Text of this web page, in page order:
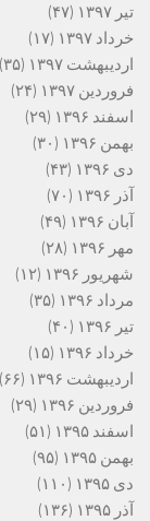
تیر ۱۳۹۷
(۴۷)
خرداد ۱۳۹۷
(۱۷)
اردیبهشت ۱۳۹۷
(۳۵)
فروردین ۱۳۹۷
(۲۴)
اسفند ۱۳۹۶
(۲۹)
بهمن ۱۳۹۶
(۳۰)
دی ۱۳۹۶
(۴۳)
آذر ۱۳۹۶
(۷۰)
آبان ۱۳۹۶
(۴۹)
مهر ۱۳۹۶
(۲۸)
شهریور ۱۳۹۶
(۱۲)
مرداد ۱۳۹۶
(۳۵)
تیر ۱۳۹۶
(۴۰)
خرداد ۱۳۹۶
(۱۵)
اردیبهشت ۱۳۹۶
(۶۶)
فروردین ۱۳۹۶
(۲۹)
اسفند ۱۳۹۵
(۵۱)
بهمن ۱۳۹۵
(۹۵)
دی ۱۳۹۵
(۱۱۰)
آذر ۱۳۹۵
(۱۳۶)